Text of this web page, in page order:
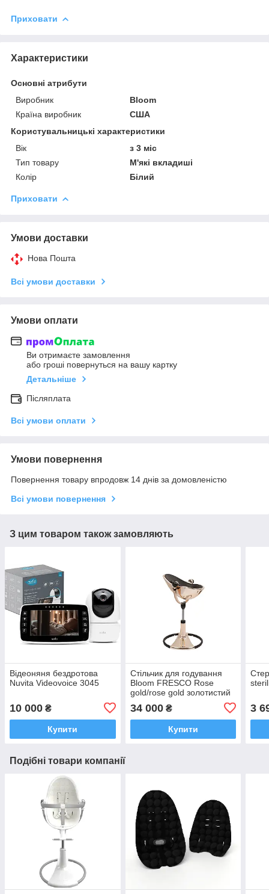
Приховати
Характеристики
Основні атрибути
Виробник
Bloom
Країна виробник
США
Користувальницькі характеристики
Вік
з 3 міс
Тип товару
М'які вкладиші
Колір
Білий
Приховати
Умови доставки
Нова Пошта
Всі умови доставки
Умови оплати
Ви отримаєте замовлення
або гроші повернуться на вашу картку
Детальніше
Післяплата
Всі умови оплати
Умови повернення
Повернення товару впродовж 14 днів за домовленістю
Всі умови повернення
З цим товаром також замовляють
Відеоняня бездротова
Nuvita Videovoice 3045
10 000 ₴
Купити
Стільчик для годування
Bloom FRESCO Rose
gold/rose gold золотистий
з чорним (без вкладиша)
34 000₴
Купити
3
Подібні товари компанії